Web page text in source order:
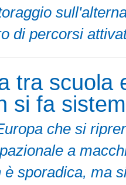
di percorsi
tra scuola
si fa
che si
a
è sporadica, ma